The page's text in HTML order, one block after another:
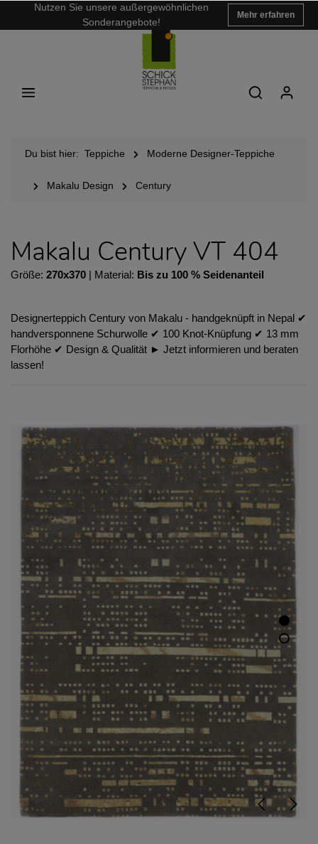
Nutzen Sie unsere außergewöhnlichen
Sonderangebote!
Mehr erfahren
Du bist hier: Teppiche Moderne Designer-Teppiche
Makalu Design Century
Makalu Century VT 404
Größe: 270x370 | Material: Bis zu 100 % Seidenanteil
Designerteppich Century von Makalu - handgeknüpft in Nepal ✔︎
handversponnene Schurwolle ✔︎ 100 Knot-Knüpfung ✔︎ 13 mm
Florhöhe ✔︎ Design & Qualität ► Jetzt informieren und beraten
lassen!